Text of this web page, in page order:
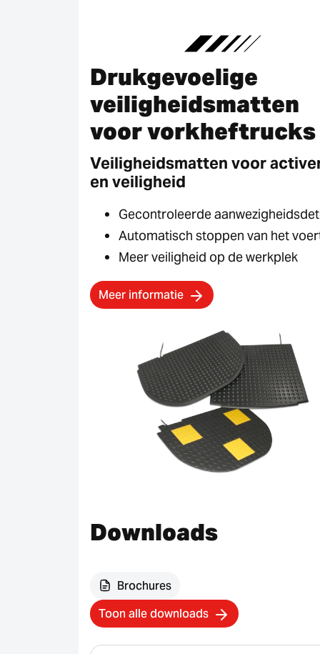
Drukgevoelige
veiligheidsmatten
voor vorkheftrucks
Veiligheidsmatten voor
en veiligheid
Gecontroleerde
Automatisch stoppen van het
Meer veiligheid op de werkplek
Meer informatie
Downloads
Brochures
Toon alle downloads